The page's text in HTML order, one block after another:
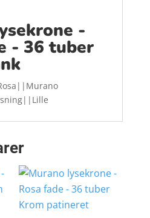
-
- 36 tuber